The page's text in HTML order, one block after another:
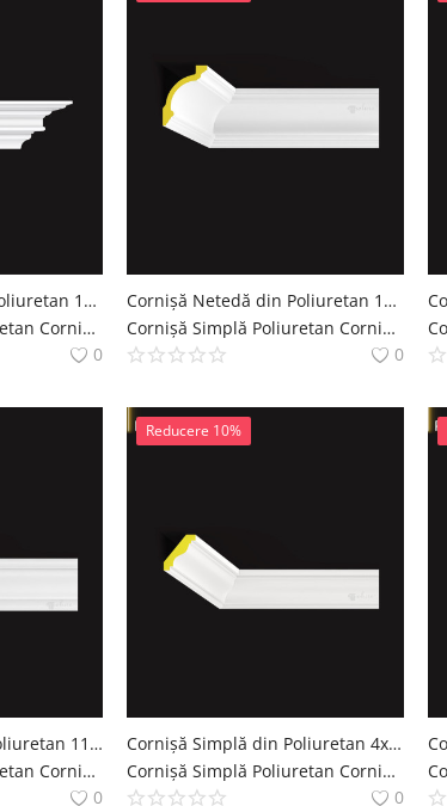
Cornișă Netedă din Poliuretan 13x13 cm Decor Interior
Cornișă Simplă Poliuretan Cornise Simple Decoratiuni Casa polure
0
Cornișă Netedă din Poliuretan 11x15 cm Profil Tavan
Cornișă Simplă Poliuretan Cornise Simple Decoratiuni Casa polure
0
Cornișă Simplă din Poliuretan 11x13 cm pentru Tavan
Cornișă Simplă Poliuretan Cornise Simple Decoratiuni Casa polure
0
Reducere 10%
Cornișă Simplă din Poliuretan 4x5 cm pentru Tavan
Cornișă Simplă Poliuretan Cornise Simple Decoratiuni Casa polure
0